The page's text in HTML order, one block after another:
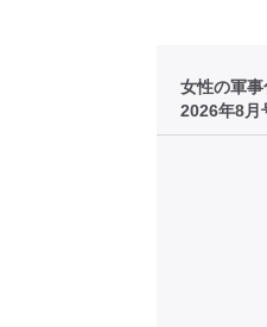
女性の軍事
2026年8月